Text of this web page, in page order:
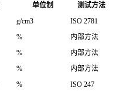
单位制
测试方法
g/cm3
ISO 2781
%
内部方法
%
内部方法
%
内部方法
%
ISO 247